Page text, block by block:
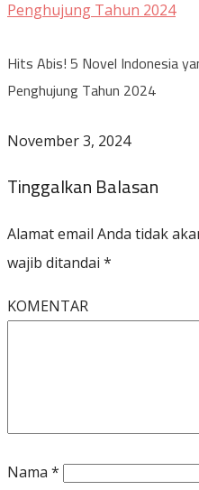
Hits Abis! 5 Novel Indonesia
Penghujung Tahun 2024
November 3, 2024
Tinggalkan Balasan
Alamat email Anda tidak
wajib ditandai *
KOMENTAR
Nama *